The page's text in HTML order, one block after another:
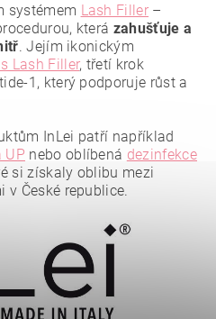
se
zásadami ochrany
systémem Lash Filler –
která zahušťuje a
. Jejím ikonickým
Lash Filler, třetí krok
1, který podporuje růst a
InLei patří například
UP nebo oblíbená dezinfekce
si získaly oblibu mezi
České republice.